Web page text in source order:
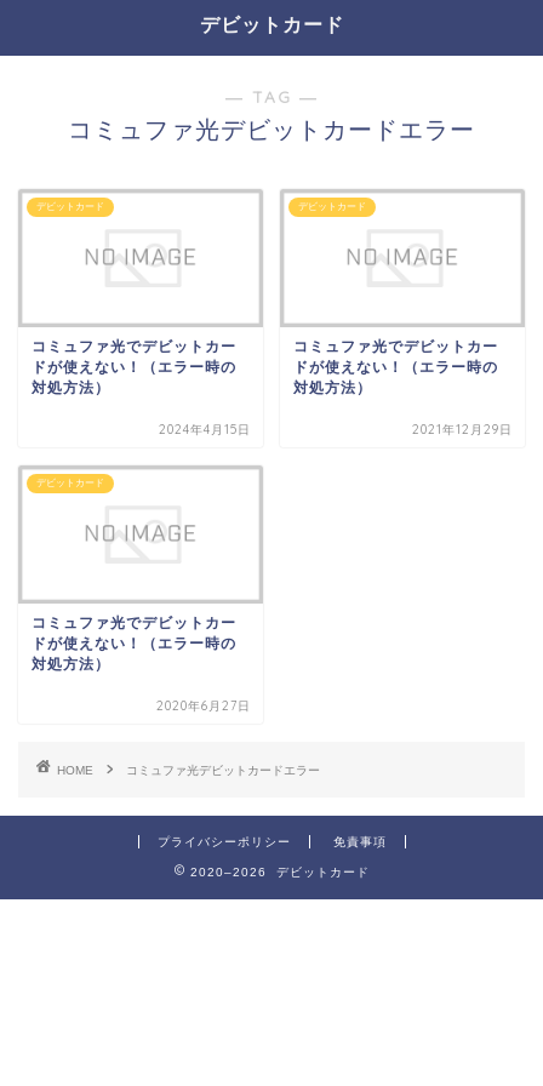
デビットカード
― TAG ―
コミュファ光デビットカードエラー
デビットカード
コミュファ光でデビットカー
ドが使えない！（エラー時の
対処方法）
2024年4月15日
デビットカード
コミュファ光でデビットカー
ドが使えない！（エラー時の
対処方法）
2021年12月29日
デビットカード
コミュファ光でデビットカー
ドが使えない！（エラー時の
対処方法）
2020年6月27日
HOME コミュファ光デビットカードエラー
プライバシーポリシー 免責事項
2020–2026 デビットカード